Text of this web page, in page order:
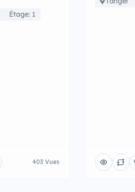
Étage: 1
403 Vues